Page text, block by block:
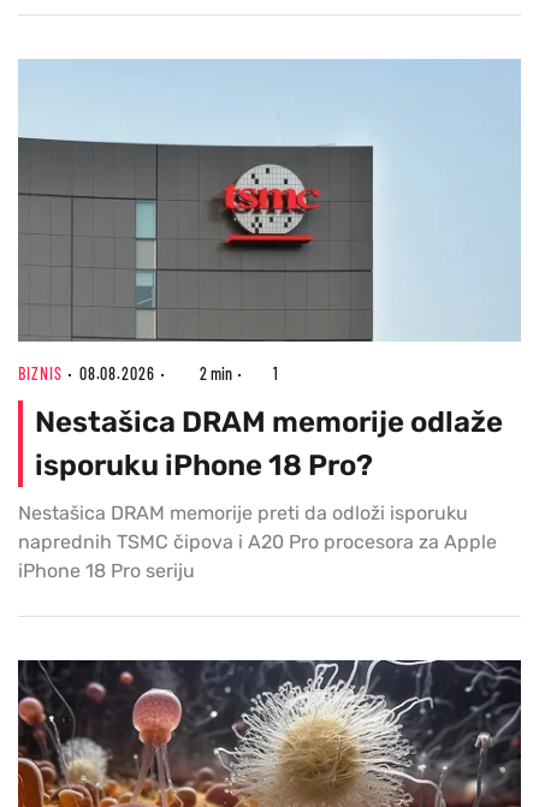
BIZNIS 08.08.2026 2 min 1
Nestašica DRAM memorije odlaže
isporuku iPhone 18 Pro?
Nestašica DRAM memorije preti da odloži isporuku
naprednih TSMC čipova i A20 Pro procesora za Apple
iPhone 18 Pro seriju